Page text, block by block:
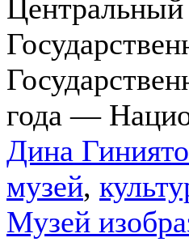
года —
Дина
музей,
Музей